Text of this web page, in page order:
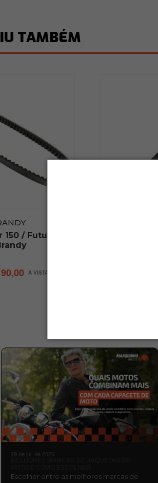
TAMBÉM
/ Future 125
29 de jul. de 2026
Escolher entre as melhores marcas de